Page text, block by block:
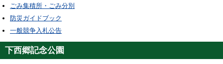
ごみ集積所・ごみ分別
防災ガイドブック
一般競争入札公告
下西郷記念公園